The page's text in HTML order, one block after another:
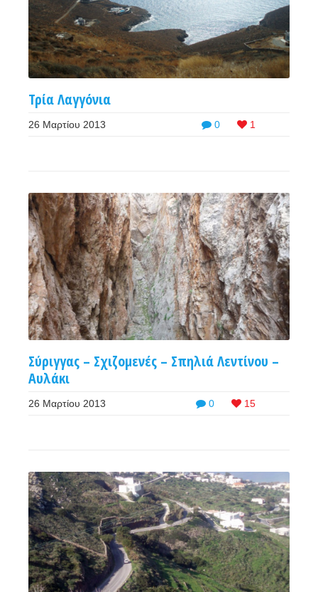
Τρία Λαγγόνια
0 1
26 Μαρτίου 2013
Σύριγγας – Σχιζομενές – Σπηλιά Λεντίνου –
Αυλάκι
0 15
26 Μαρτίου 2013